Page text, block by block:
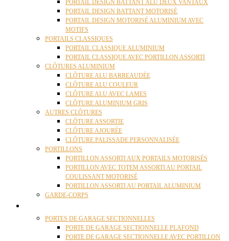
PORTAIL DESIGN BATTANT ALU DEUX VANTAUX
PORTAIL DESIGN BATTANT MOTORISÉ
PORTAIL DESIGN MOTORISÉ ALUMINIUM AVEC
MOTIFS
PORTAILS CLASSIQUES
PORTAIL CLASSIQUE ALUMINIUM
PORTAIL CLASSIQUE AVEC PORTILLON ASSORTI
CLÔTURES ALUMINIUM
CLÔTURE ALU BARREAUDÉE
CLÔTURE ALU COULEUR
CLÔTURE ALU AVEC LAMES
CLÔTURE ALUMINIUM GRIS
AUTRES CLÔTURES
CLÔTURE ASSORTIE
CLÔTURE AJOURÉE
CLÔTURE PALISSADE PERSONNALISÉE
PORTILLONS
PORTILLON ASSORTI AUX PORTAILS MOTORISÉS
PORTILLON AVEC TOTEM ASSORTI AU PORTAIL
COULISSANT MOTORISÉ
PORTILLON ASSORTI AU PORTAIL ALUMINIUM
GARDE-CORPS
PORTES DE GARAGE SECTIONNELLES
PORTE DE GARAGE SECTIONNELLE PLAFOND
PORTE DE GARAGE SECTIONNELLE AVEC PORTILLON